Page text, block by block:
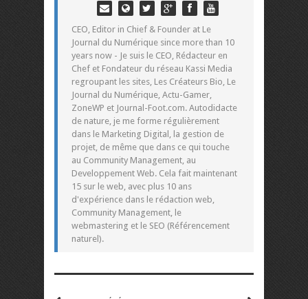
CEO, Editor in Chief & Founder at Le
Journal du Numérique since more than 10
years now - Je suis le CEO, Rédacteur en
Chef et Fondateur du réseau Kassi Media
regroupant les sites, Les Créateurs Bio, Le
Journal du Numérique, Actu-Gamer,
ZoneWP et Journal-Foot.com. Autodidacte
de nature, je me forme régulièrement
dans le Marketing Digital, la gestion de
projet, de même que dans ce qui touche
au Community Management, au
Developpement Web. Cela fait maintenant
15 sur le web, avec plus 10 ans
d'expérience dans le rédaction web,
Community Management, le
webmastering et le SEO (Référencement
naturel).